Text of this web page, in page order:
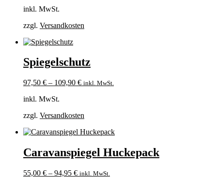
inkl. MwSt.
zzgl. Versandkosten
Spiegelschutz
97,50 € – 109,90 € inkl. MwSt.
inkl. MwSt.
zzgl. Versandkosten
Caravanspiegel Huckepack
55,00 € – 94,95 € inkl. MwSt.